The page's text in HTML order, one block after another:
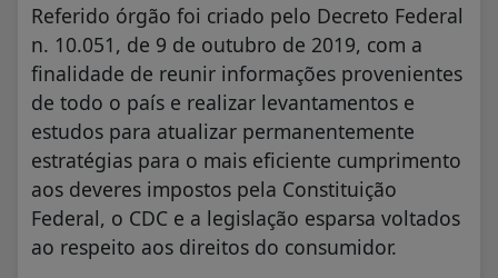
Referido órgão foi criado pelo Decreto Federal
n. 10.051, de 9 de outubro de 2019, com a
finalidade de reunir informações provenientes
de todo o país e realizar levantamentos e
estudos para atualizar permanentemente
estratégias para o mais eficiente cumprimento
aos deveres impostos pela Constituição
Federal, o CDC e a legislação esparsa voltados
ao respeito aos direitos do consumidor.